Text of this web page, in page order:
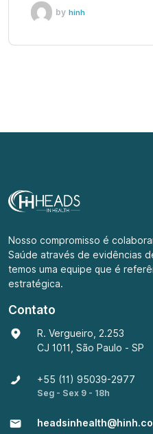
by hinh
Nosso compromisso é
Saúde através de evidências
temos uma equipe que é
estratégica.
Contato
R. Vergueiro, 2.253
CJ 1011, São Paulo - SP
+55 (11) 95039-2977
Seg - Sex 9 - 18h